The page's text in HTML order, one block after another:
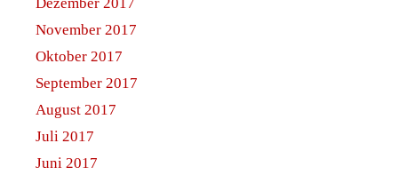
November 2017
Oktober 2017
September 2017
August 2017
Juli 2017
Juni 2017